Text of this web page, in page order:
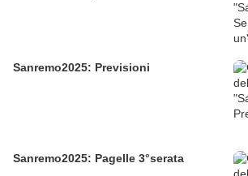
Sanremo2025: Previsioni
Sanremo2025: Pagelle 3°serata